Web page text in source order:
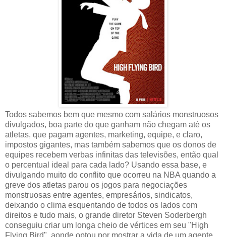
Todos sabemos bem que mesmo com salários monstruosos
divulgados, boa parte do que ganham não chegam até os
atletas, que pagam agentes, marketing, equipe, e claro,
impostos gigantes, mas também sabemos que os donos de
equipes recebem verbas infinitas das televisões, então qual
o percentual ideal para cada lado? Usando essa base, e
divulgando muito do conflito que ocorreu na NBA quando a
greve dos atletas parou os jogos para negociações
monstruosas entre agentes, empresários, sindicatos,
deixando o clima esquentando de todos os lados com
direitos e tudo mais, o grande diretor Steven Soderbergh
conseguiu criar um longa cheio de vértices em seu "High
Flying Bird", aonde optou por mostrar a vida de um agente